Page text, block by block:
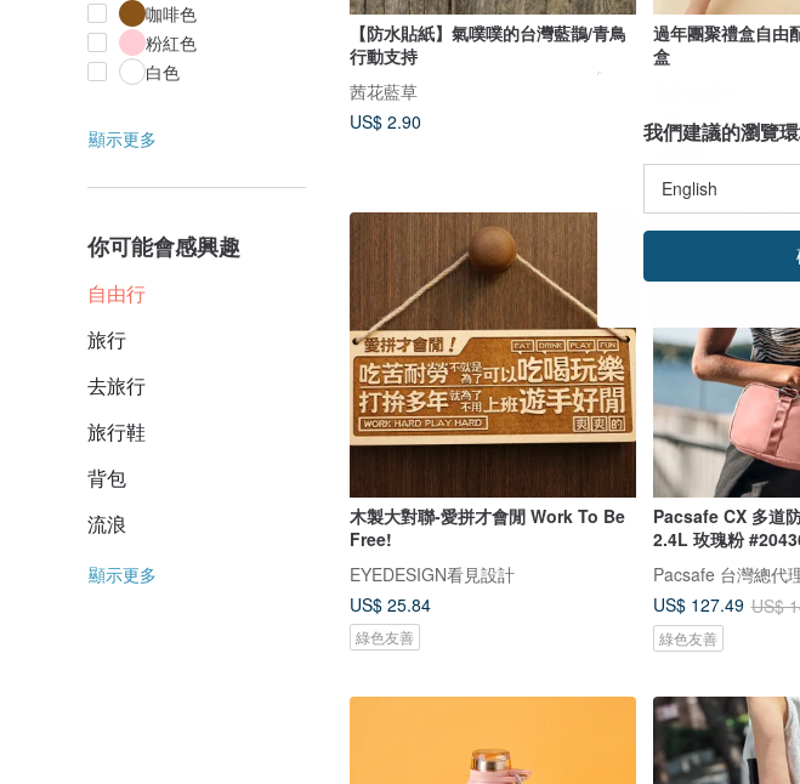
咖啡色
粉紅色
白色
顯示更多
你可能會感興趣
自由行
旅行
去旅行
旅行鞋
背包
流浪
顯示更多
【防水貼紙】氣噗噗的台灣藍鵲/青鳥
行動支持
茜花藍草
US$ 2.90
過年團聚禮盒自由
盒
US$ 22.23
木製大對聯-愛拼才會閒 Work To Be
Free!
EYEDESIGN看見設計
US$ 25.84
綠色友善
Pacsafe CX 多道
2.4L 玫瑰粉
Pacsafe 台灣總代
US$ 127.49 US$
綠色友善
我們建議的瀏覽